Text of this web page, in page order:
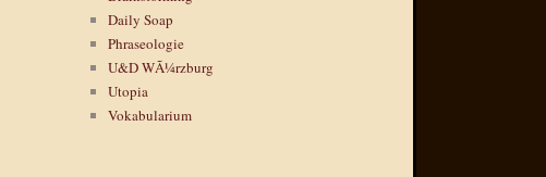
Daily Soap
Phraseologie
U&D WÃ¼rzburg
Utopia
Vokabularium